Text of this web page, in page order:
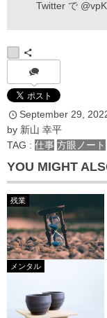
お名前 *
メールアドレス
Twitter で
September 29
by 新山 幸平
TAG : 仕事 方眼ノート
YOU MIGHT
残業
メンタル